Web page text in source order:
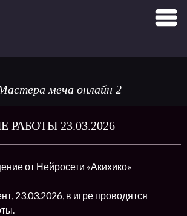
меча онлайн 2
РАБОТЫ 23.03.2026
от Нейросети «Акихико»
23.03.2026, в игре проводятся